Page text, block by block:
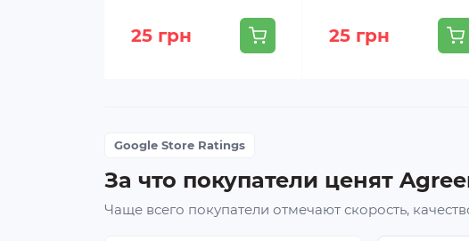
25 грн 25 грн
Google Store Ratings
За что покупатели ценят
Чаще всего покупатели отмечают скорость,